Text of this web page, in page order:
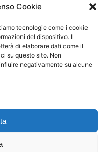
Cookie
tecnologie come i cookie
del dispositivo. Il
di elaborare dati come il
su questo sito. Non
negativamente su alcune
Amazon EU, un programma
finale su Amazon prima